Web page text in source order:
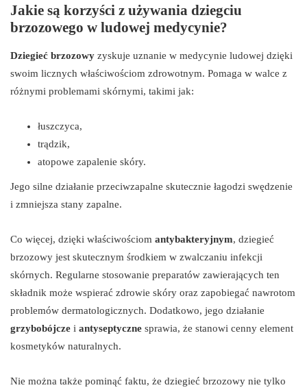
Jakie są korzyści z używania dziegciu
brzozowego w ludowej medycynie?
Dziegieć brzozowy zyskuje uznanie w medycynie ludowej dzięki
swoim licznych właściwościom zdrowotnym. Pomaga w walce z
różnymi problemami skórnymi, takimi jak:
łuszczyca,
trądzik,
atopowe zapalenie skóry.
Jego silne działanie przeciwzapalne skutecznie łagodzi swędzenie
i zmniejsza stany zapalne.
Co więcej, dzięki właściwościom antybakteryjnym, dziegieć
brzozowy jest skutecznym środkiem w zwalczaniu infekcji
skórnych. Regularne stosowanie preparatów zawierających ten
składnik może wspierać zdrowie skóry oraz zapobiegać nawrotom
problemów dermatologicznych. Dodatkowo, jego działanie
grzybobójcze i antyseptyczne sprawia, że stanowi cenny element
kosmetyków naturalnych.
Nie można także pominąć faktu, że dziegieć brzozowy nie tylko